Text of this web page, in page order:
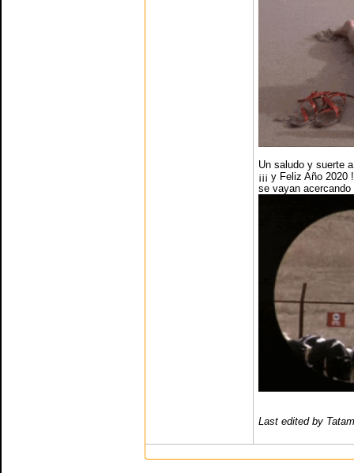
Un saludo y suerte
¡¡¡ y Feliz Año
se vayan acercando
Last edited by